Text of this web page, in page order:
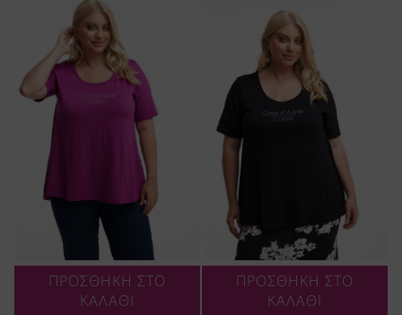
ΠΡΟΣΘΗΚΗ ΣΤΟ
ΚΑΛΑΘΙ
ΠΡΟΣΘΗΚΗ ΣΤΟ
ΚΑΛΑΘΙ